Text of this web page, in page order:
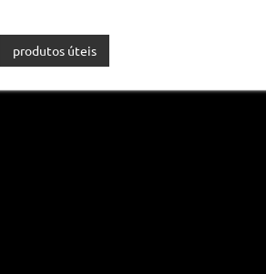
produtos úteis